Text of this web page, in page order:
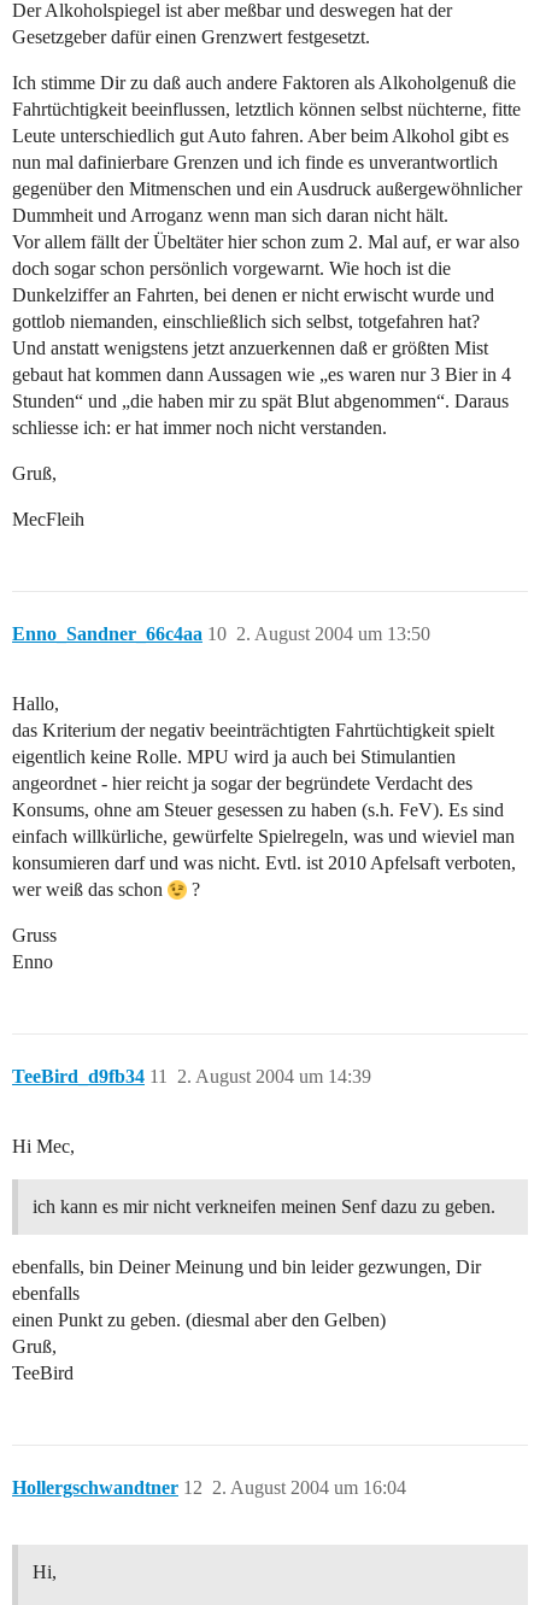
Der Alkoholspiegel ist aber meßbar und deswegen hat der
Gesetzgeber dafür einen Grenzwert festgesetzt.
Ich stimme Dir zu daß auch andere Faktoren als Alkoholgenuß die
Fahrtüchtigkeit beeinflussen, letztlich können selbst nüchterne, fitte
Leute unterschiedlich gut Auto fahren. Aber beim Alkohol gibt es
nun mal dafinierbare Grenzen und ich finde es unverantwortlich
gegenüber den Mitmenschen und ein Ausdruck außergewöhnlicher
Dummheit und Arroganz wenn man sich daran nicht hält.
Vor allem fällt der Übeltäter hier schon zum 2. Mal auf, er war also
doch sogar schon persönlich vorgewarnt. Wie hoch ist die
Dunkelziffer an Fahrten, bei denen er nicht erwischt wurde und
gottlob niemanden, einschließlich sich selbst, totgefahren hat?
Und anstatt wenigstens jetzt anzuerkennen daß er größten Mist
gebaut hat kommen dann Aussagen wie „es waren nur 3 Bier in 4
Stunden“ und „die haben mir zu spät Blut abgenommen“. Daraus
schliesse ich: er hat immer noch nicht verstanden.
Gruß,
MecFleih
Enno_Sandner_66c4aa 2. August 2004 um 13:50
10
Hallo,
das Kriterium der negativ beeinträchtigten Fahrtüchtigkeit spielt
eigentlich keine Rolle. MPU wird ja auch bei Stimulantien
angeordnet - hier reicht ja sogar der begründete Verdacht des
Konsums, ohne am Steuer gesessen zu haben (s.h. FeV). Es sind
einfach willkürliche, gewürfelte Spielregeln, was und wieviel man
konsumieren darf und was nicht. Evtl. ist 2010 Apfelsaft verboten,
wer weiß das schon
?
Gruss
Enno
TeeBird_d9fb34 2. August 2004 um 14:39
11
Hi Mec,
ich kann es mir nicht verkneifen meinen Senf dazu zu geben.
ebenfalls, bin Deiner Meinung und bin leider gezwungen, Dir
ebenfalls
einen Punkt zu geben. (diesmal aber den Gelben)
Gruß,
TeeBird
Hollergschwandtner 2. August 2004 um 16:04
12
Hi,